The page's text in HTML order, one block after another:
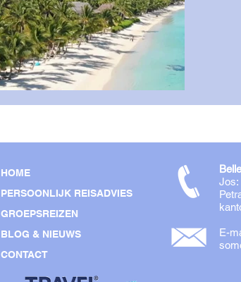
HOME
PERSOONLIJK REISADVIES
GROEPSREIZEN
BLOG & NIEUWS
CONTACT
E-